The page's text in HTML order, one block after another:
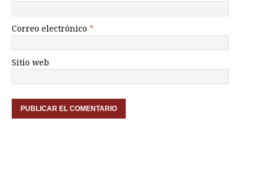
Correo electrónico *
Sitio web